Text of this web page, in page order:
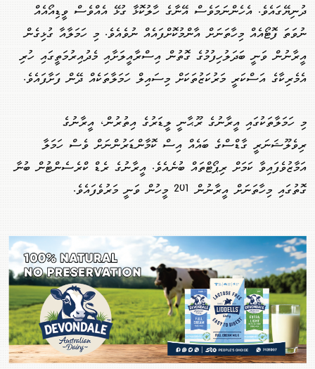
ދުނިޔޭގައެވެ. އެހެންނަމަވެސް އޭނާގެ ހާލުކޮޅާ ގުޅޭ އެއްވެސް ވީޑިއޯއެއް
ނުވަތަ ފޮޓޯއެއް މިހާތަނަށް އާންމުކޮށްފައެއް ނުވެއެވެ. މި ހަމަލާއާ ގުޅިގެން
އީރާނުން ވަނީ ބަދަލުހިފުމުގެ ގޮތުން އިސްރާއީލަށާއި މެދުއިރުމަތީގައި ހުރި
އެމެރިކާގެ އަސްކަރީ މަރުކަޒުތަކަށް މިސައިލް ހަމަލާތަކެއް ދޭން ފަށާފައެވެ.
މި ހަމަލާތަކުގައި އީރާނުގެ ރޫޙާނީ ލީޑަރުގެ އިތުރުން، އީރާނުގެ
ރިވެލޫޝަނަރީ ގާޑްސްގެ ބައެއް އިސް ކޮމާންޑަރުންނަށް ވެސް ހަމަލާ
އަމާޒުވެފައިވާ ކަމަށް ރިޕޯޓްތައް ބުނެއެވެ. އީރާނުގެ ރެޑް ކްރެސެންޓުން ބުނާ
ގޮތުގައި މިހާތަނަށް އީރާނުން 201 މީހުން ވަނީ މަރުވެފައެވެ.